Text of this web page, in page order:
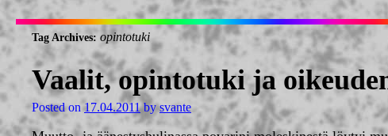
Tag Archives: opintotuki
Vaalit, opintotuki ja
Posted on 17.04.2011 by svante